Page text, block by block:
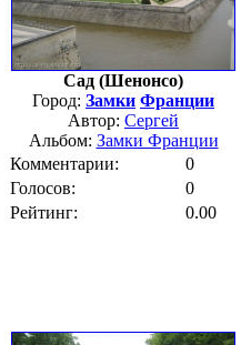
Сад (Шенонсо)
Город: Замки Франции
Автор: Сергей
Альбом: Замки Франции
Комментарии:
0
Голосов:
0
Рейтинг:
0.00